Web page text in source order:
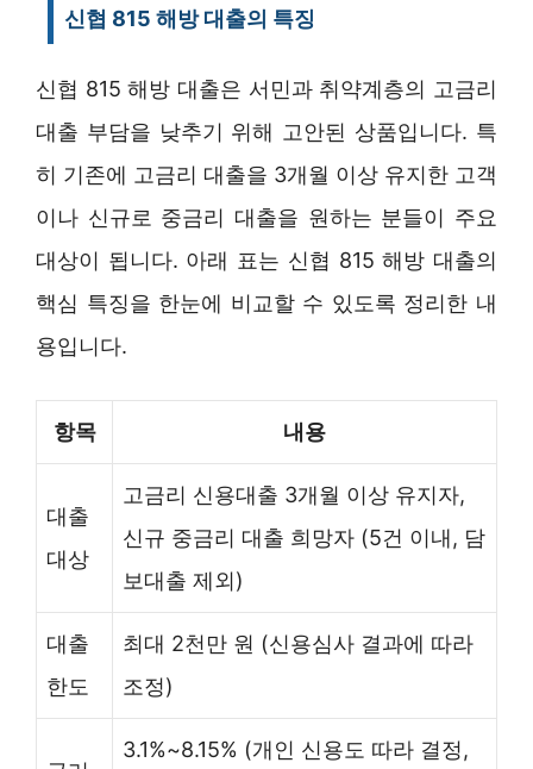
신협 815 해방 대출의 특징
신협 815 해방 대출은 서민과 취약계층의 고금리
대출 부담을 낮추기 위해 고안된 상품입니다. 특
히 기존에 고금리 대출을 3개월 이상 유지한 고객
이나 신규로 중금리 대출을 원하는 분들이 주요
대상이 됩니다. 아래 표는 신협 815 해방 대출의
핵심 특징을 한눈에 비교할 수 있도록 정리한 내
용입니다.
항목 내용
대출
대상
고금리 신용대출 3개월 이상 유지자,
신규 중금리 대출 희망자 (5건 이내, 담
보대출 제외)
대출
한도
최대 2천만 원 (신용심사 결과에 따라
조정)
3.1%~8.15% (개인 신용도 따라 결정,